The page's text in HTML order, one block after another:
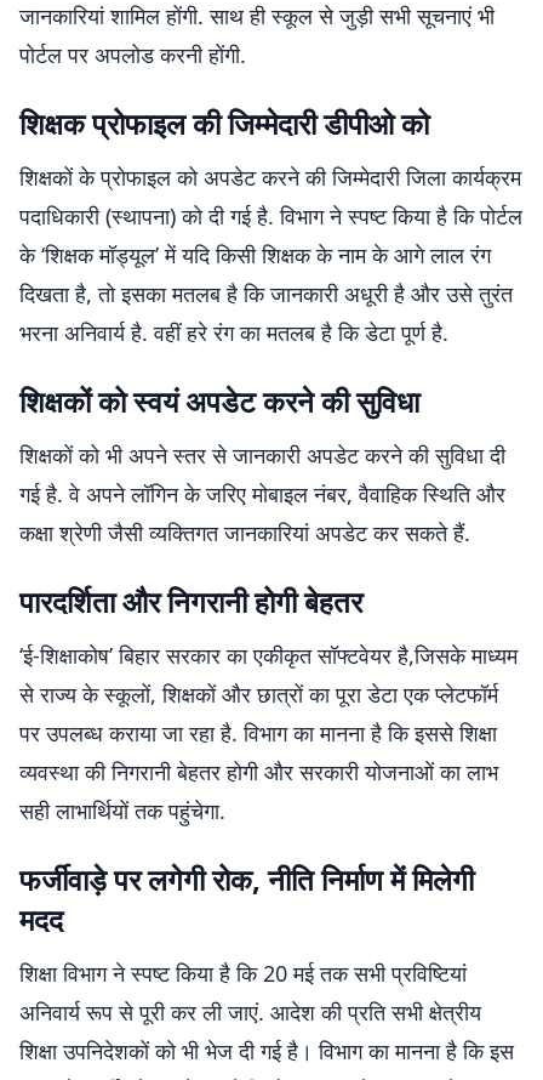
जानकारियां शामिल होंगी. साथ ही स्कूल से जुड़ी सभी सूचनाएं भी
पोर्टल पर अपलोड करनी होंगी.
शिक्षक प्रोफाइल की जिम्मेदारी डीपीओ को
शिक्षकों के प्रोफाइल को अपडेट करने की जिम्मेदारी जिला कार्यक्रम
पदाधिकारी (स्थापना) को दी गई है. विभाग ने स्पष्ट किया है कि पोर्टल
के ‘शिक्षक मॉड्यूल’ में यदि किसी शिक्षक के नाम के आगे लाल रंग
दिखता है, तो इसका मतलब है कि जानकारी अधूरी है और उसे तुरंत
भरना अनिवार्य है. वहीं हरे रंग का मतलब है कि डेटा पूर्ण है.
शिक्षकों को स्वयं अपडेट करने की सुविधा
शिक्षकों को भी अपने स्तर से जानकारी अपडेट करने की सुविधा दी
गई है. वे अपने लॉगिन के जरिए मोबाइल नंबर, वैवाहिक स्थिति और
कक्षा श्रेणी जैसी व्यक्तिगत जानकारियां अपडेट कर सकते हैं.
पारदर्शिता और निगरानी होगी बेहतर
‘ई-शिक्षाकोष’ बिहार सरकार का एकीकृत सॉफ्टवेयर है,जिसके माध्यम
से राज्य के स्कूलों, शिक्षकों और छात्रों का पूरा डेटा एक प्लेटफॉर्म
पर उपलब्ध कराया जा रहा है. विभाग का मानना है कि इससे शिक्षा
व्यवस्था की निगरानी बेहतर होगी और सरकारी योजनाओं का लाभ
सही लाभार्थियों तक पहुंचेगा.
फर्जीवाड़े पर लगेगी रोक, नीति निर्माण में मिलेगी
मदद
शिक्षा विभाग ने स्पष्ट किया है कि 20 मई तक सभी प्रविष्टियां
अनिवार्य रूप से पूरी कर ली जाएं. आदेश की प्रति सभी क्षेत्रीय
शिक्षा उपनिदेशकों को भी भेज दी गई है। विभाग का मानना है कि इस